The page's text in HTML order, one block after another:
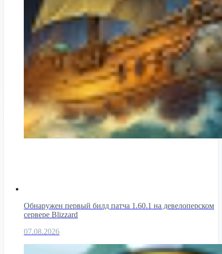
Обнаружен первый билд патча 1.60.1 на девелоперском
сервере Blizzard
07.08.2026